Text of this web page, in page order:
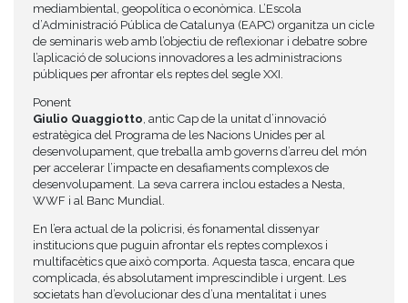
mediambiental, geopolítica o econòmica. L’Escola
d’Administració Pública de Catalunya (EAPC) organitza un cicle
de seminaris web amb l’objectiu de reflexionar i debatre sobre
l’aplicació de solucions innovadores a les administracions
públiques per afrontar els reptes del segle XXI.
Ponent
Giulio Quaggiotto, antic Cap de la unitat d’innovació
estratègica del Programa de les Nacions Unides per al
desenvolupament, que treballa amb governs d’arreu del món
per accelerar l’impacte en desafiaments complexos de
desenvolupament. La seva carrera inclou estades a Nesta,
WWF i al Banc Mundial.
En l’era actual de la policrisi, és fonamental dissenyar
institucions que puguin afrontar els reptes complexos i
multifacètics que això comporta. Aquesta tasca, encara que
complicada, és absolutament imprescindible i urgent. Les
societats han d’evolucionar des d’una mentalitat i unes